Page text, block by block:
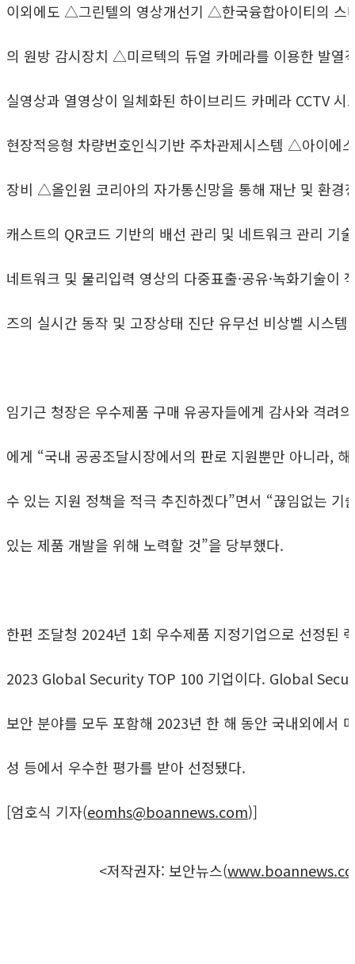
이외에도 △그린텔의 영상개선기 △한국융합아이티의 스
의 원방 감시장치 △미르텍의 듀얼 카메라를 이용한 발열
실영상과 열영상이 일체화된 하이브리드 카메라 CCTV
현장적응형 차량번호인식기반 주차관제시스템 △아이에
장비 △올인원 코리아의 자가통신망을 통해 재난 및 환
캐스트의 QR코드 기반의 배선 관리 및 네트워크 관리 기
네트워크 및 물리입력 영상의 다중표출·공유·녹화기술
즈의 실시간 동작 및 고장상태 진단 유무선 비상벨 시스템
임기근 청장은 우수제품 구매 유공자들에게 감사와 격려
에게 “국내 공공조달시장에서의 판로 지원뿐만 아니라,
수 있는 지원 정책을 적극 추진하겠다”면서 “끊임없는
있는 제품 개발을 위해 노력할 것”을 당부했다.
한편 조달청 2024년 1회 우수제품 지정기업으로 선정된
2023 Global Security TOP 100 기업이다. Global
보안 분야를 모두 포함해 2023년 한 해 동안 국내외에서
성 등에서 우수한 평가를 받아 선정됐다.
[엄호식 기자(eomhs@boannews.com)]
<저작권자: 보안뉴스(